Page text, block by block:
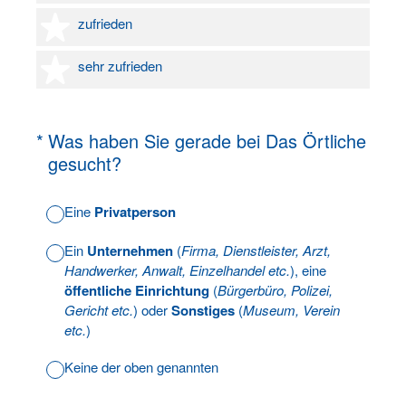
zufrieden
4 Sterne
sehr zufrieden
5 Sterne
* Was haben Sie gerade bei Das Örtliche
gesucht?
(Erforderlich.)
Eine Privatperson
Ein Unternehmen (Firma, Dienstleister, Arzt,
Handwerker, Anwalt, Einzelhandel etc.), eine
öffentliche Einrichtung (Bürgerbüro, Polizei,
Gericht etc.) oderSonstiges (Museum, Verein
etc.)
Keine der oben genannten